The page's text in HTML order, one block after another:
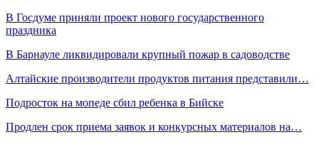
В Госдуме приняли проект нового государственного
праздника
В Барнауле ликвидировали крупный пожар в садоводстве
Алтайские производители продуктов питания представили…
Подросток на мопеде сбил ребенка в Бийске
Продлен срок приема заявок и конкурсных материалов на…